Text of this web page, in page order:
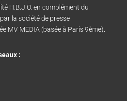
H.B.J.O. en complément du
la société de presse
MV MEDIA (basée à Paris 9ème).
: